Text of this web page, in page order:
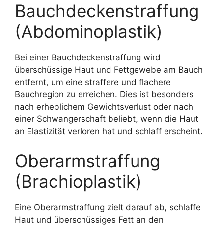
Bauchdeckenstraffung
(Abdominoplastik)
Bei einer Bauchdeckenstraffung wird
überschüssige Haut und Fettgewebe am Bauch
entfernt, um eine straffere und flachere
Bauchregion zu erreichen. Dies ist besonders
nach erheblichem Gewichtsverlust oder nach
einer Schwangerschaft beliebt, wenn die Haut
an Elastizität verloren hat und schlaff erscheint.
Oberarmstraffung
(Brachioplastik)
Eine Oberarmstraffung zielt darauf ab, schlaffe
Haut und überschüssiges Fett an den